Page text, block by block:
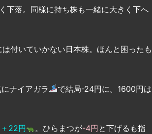
下落。同様に持ち株も一緒に大きく下へ
は付いていかない日本株。ほんと困ったも
ナイアガラ
で結局-24円に。1600円は
＋22円 。ひらまつが-4円 と下げるも指